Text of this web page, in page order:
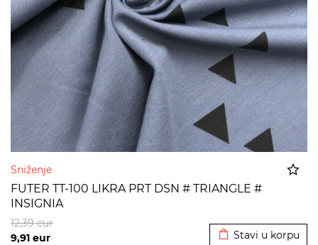
Sniženje
FUTER TT-100 LIKRA PRT DSN # TRIANGLE #
INSIGNIA
9,91 eur
12,39eur
Stavi u korpu